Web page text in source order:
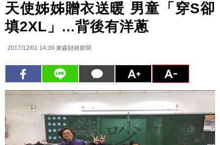
天使姊姊贈衣送暖 男童「穿S卻
填2XL」...背後有洋蔥
2017/12/01 14:39 東森財經新聞